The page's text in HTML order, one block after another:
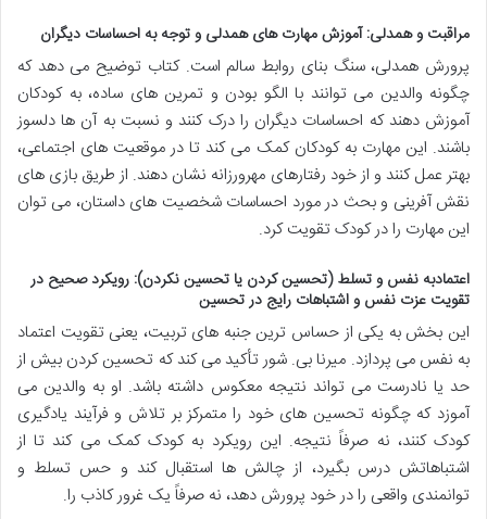
مراقبت و همدلی: آموزش مهارت های همدلی و توجه به احساسات دیگران
پرورش همدلی، سنگ بنای روابط سالم است. کتاب توضیح می دهد که
چگونه والدین می توانند با الگو بودن و تمرین های ساده، به کودکان
آموزش دهند که احساسات دیگران را درک کنند و نسبت به آن ها دلسوز
باشند. این مهارت به کودکان کمک می کند تا در موقعیت های اجتماعی،
بهتر عمل کنند و از خود رفتارهای مهرورزانه نشان دهند. از طریق بازی های
نقش آفرینی و بحث در مورد احساسات شخصیت های داستان، می توان
این مهارت را در کودک تقویت کرد.
اعتمادبه نفس و تسلط (تحسین کردن یا تحسین نکردن): رویکرد صحیح در
تقویت عزت نفس و اشتباهات رایج در تحسین
این بخش به یکی از حساس ترین جنبه های تربیت، یعنی تقویت اعتماد
به نفس می پردازد. میرنا بی. شور تأکید می کند که تحسین کردن بیش از
حد یا نادرست می تواند نتیجه معکوس داشته باشد. او به والدین می
آموزد که چگونه تحسین های خود را متمرکز بر تلاش و فرآیند یادگیری
کودک کنند، نه صرفاً نتیجه. این رویکرد به کودک کمک می کند تا از
اشتباهاتش درس بگیرد، از چالش ها استقبال کند و حس تسلط و
توانمندی واقعی را در خود پرورش دهد، نه صرفاً یک غرور کاذب را.